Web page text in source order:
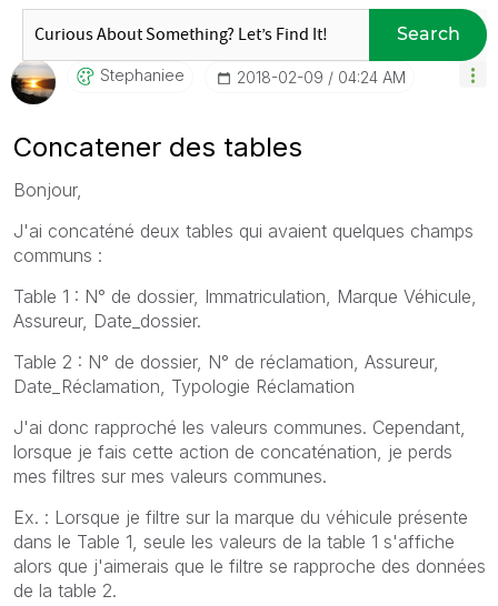
Search
Stephaniee ‎2018-02-09 04:24 AM
Concatener des tables
Bonjour,
J'ai concaténé deux tables qui avaient quelques champs
communs :
Table 1 : N° de dossier, Immatriculation, Marque Véhicule,
Assureur, Date_dossier.
Table 2 : N° de dossier, N° de réclamation, Assureur,
Date_Réclamation, Typologie Réclamation
J'ai donc rapproché les valeurs communes. Cependant,
lorsque je fais cette action de concaténation, je perds
mes filtres sur mes valeurs communes.
Ex. : Lorsque je filtre sur la marque du véhicule présente
dans le Table 1, seule les valeurs de la table 1 s'affiche
alors que j'aimerais que le filtre se rapproche des données
de la table 2.